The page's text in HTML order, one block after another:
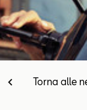
Offerte
Service
Business
Torna alle